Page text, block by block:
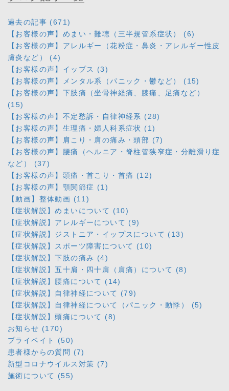
過去の記事 (671)
【お客様の声】めまい・難聴（三半規管系症状） (6)
【お客様の声】アレルギー（花粉症・鼻炎・アレルギー性皮
膚炎など） (4)
【お客様の声】イップス (3)
【お客様の声】メンタル系（パニック・鬱など） (15)
【お客様の声】下肢痛（坐骨神経痛、膝痛、足痛など）
(15)
【お客様の声】不定愁訴・自律神経系 (28)
【お客様の声】生理痛・婦人科系症状 (1)
【お客様の声】肩こり・肩の痛み・頭部 (7)
【お客様の声】腰痛（ヘルニア・脊柱管狭窄症・分離滑り症
など） (37)
【お客様の声】頭痛・首こり・首痛 (12)
【お客様の声】顎関節症 (1)
【動画】整体動画 (11)
【症状解説】めまいについて (10)
【症状解説】アレルギーについて (9)
【症状解説】ジストニア・イップスについて (13)
【症状解説】スポーツ障害について (10)
【症状解説】下肢の痛み (4)
【症状解説】五十肩・四十肩（肩痛）について (8)
【症状解説】腰痛について (14)
【症状解説】自律神経について (79)
【症状解説】自律神経について（パニック・動悸） (5)
【症状解説】頭痛について (8)
お知らせ (170)
プライベイト (50)
患者様からの質問 (7)
新型コロナウイルス対策 (7)
施術について (55)